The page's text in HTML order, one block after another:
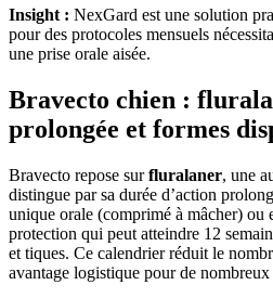
Insight : NexGard est une solution
pour des protocoles mensuels
une prise orale aisée.
Bravecto chien :
prolongée et formes
Bravecto repose surfluralaner, une
distingue par sa durée d’action
unique orale (comprimé à mâcher)
protection qui peut atteindre 12
et tiques. Ce calendrier réduit le
avantage logistique pour de